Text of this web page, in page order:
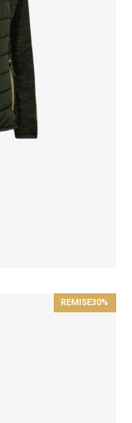
REMISE30%